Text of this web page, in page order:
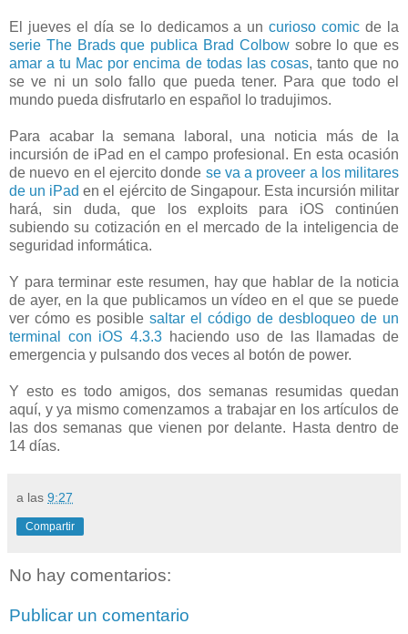
El jueves el día se lo dedicamos a uncurioso comic de la
serie The Brads que publica Brad Colbowsobre lo que es
amar a tu Mac por encima de todas las cosas, tanto que no
se ve ni un solo fallo que pueda tener. Para que todo el
mundo pueda disfrutarlo en español lo tradujimos.
Para acabar la semana laboral, una noticia más de la
incursión de iPad en el campo profesional. En esta ocasión
de nuevo en el ejercito donde se va a proveer a los militares
de un iPad en el ejército de Singapour. Esta incursión militar
hará, sin duda, que los exploits para iOS continúen
subiendo su cotización en el mercado de la inteligencia de
seguridad informática.
Y para terminar este resumen, hay que hablar de la noticia
de ayer, en la que publicamos un vídeo en el que se puede
ver cómo es posible saltar el código de desbloqueo de un
terminal con iOS 4.3.3 haciendo uso de las llamadas de
emergencia y pulsando dos veces al botón de power.
Y esto es todo amigos, dos semanas resumidas quedan
aquí, y ya mismo comenzamos a trabajar en los artículos de
las dos semanas que vienen por delante. Hasta dentro de
14 días.
a las 9:27
Compartir
No hay comentarios:
Publicar un comentario